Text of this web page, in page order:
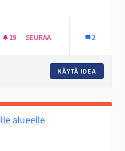
Eteläinen Seinäjoki
19 19 SEURAAJAA
SEURAA 2
NÄYTÄ IDEA
alueelle